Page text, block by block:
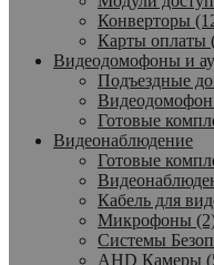
Конверторы
Карты оплаты
Видеодомофоны и
Подъездные
Готовые
Видеонаблюдение
Готовые
Кабель для
Микрофоны
Системы
AHD Камеры